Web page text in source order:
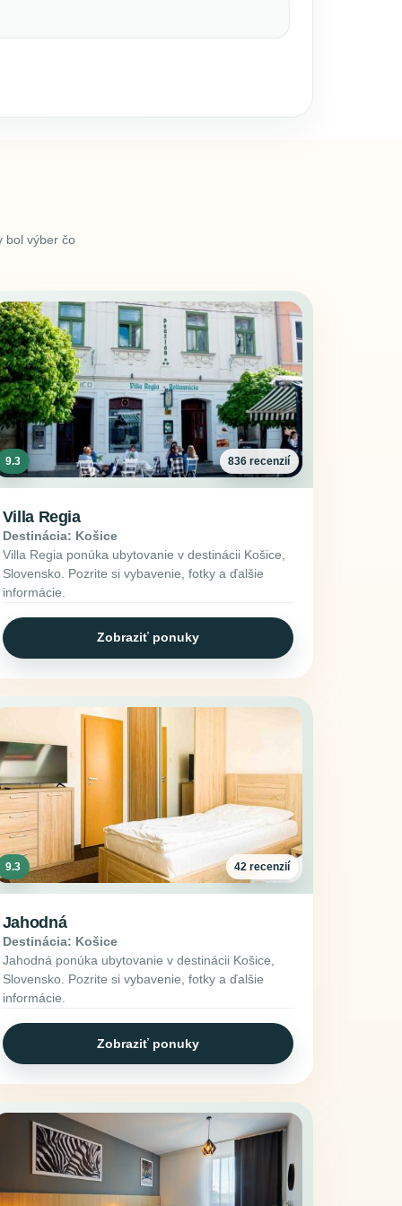
bol výber čo
9.3 836 recenzií
Villa Regia
Destinácia: Košice
Villa Regia ponúka ubytovanie v destinácii Košice,
Slovensko. Pozrite si vybavenie, fotky a ďalšie
informácie.
Zobraziť ponuky
9.3 42 recenzií
Jahodná
Destinácia: Košice
Jahodná ponúka ubytovanie v destinácii Košice,
Slovensko. Pozrite si vybavenie, fotky a ďalšie
informácie.
Zobraziť ponuky